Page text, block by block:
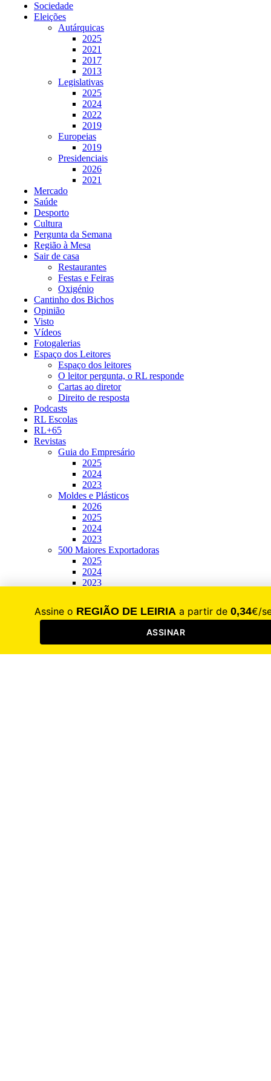
Sociedade
Eleições
Autárquicas
2025
2021
2017
2013
Legislativas
2025
2024
2022
2019
Europeias
2019
Presidenciais
2026
2021
Mercado
Saúde
Desporto
Cultura
Pergunta da Semana
Região à Mesa
Sair de casa
Restaurantes
Festas e Feiras
Oxigénio
Cantinho dos Bichos
Opinião
Visto
Vídeos
Fotogalerias
Espaço dos Leitores
Espaço dos leitores
O leitor pergunta, o RL responde
Cartas ao diretor
Direito de resposta
Podcasts
RL Escolas
RL+65
Revistas
Guia do Empresário
2025
2024
2023
Moldes e Plásticos
2026
2025
2024
2023
500 Maiores Exportadoras
2025
2024
2023
2025
Diretório de Saúde